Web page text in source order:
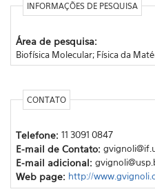
INFORMAÇÕES DE PESQUISA
Área de pesquisa:
Biofísica Molecular; Física da
CONTATO
Telefone: 11 3091 0847
E-mail de Contato:
E-mail adicional:
Web page: http://